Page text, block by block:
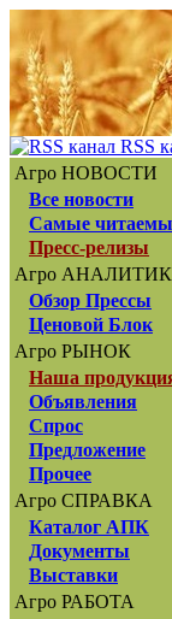
RSS
Агро НОВОСТИ
Все новости
Самые
Пресс-релизы
Агро
Обзор Прессы
Ценовой Блок
Агро РЫНОК
Наша
Объявления
Спрос
Предложение
Прочее
Агро СПРАВКА
Каталог АПК
Документы
Выставки
Агро РАБОТА